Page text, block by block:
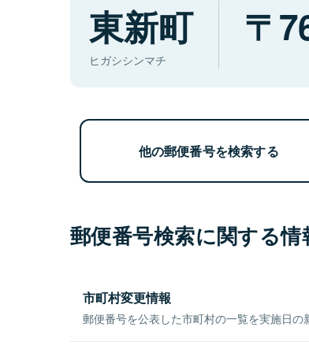
東新町
ヒガシシンマチ
他の郵便番号を検索する
郵便番号検索に関する情
市町村変更情報
郵便番号を公表した市町村の一覧を実施日の